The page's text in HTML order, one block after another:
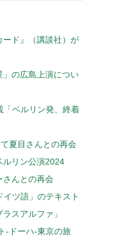
ード』（講談社）が
の広島上演につい
「ベルリン発、終着
夏目さんとの再会
ルリン公演2024
さんとの再会
ツ語」のテキスト
スアルファ」
-ドーハ-東京の旅